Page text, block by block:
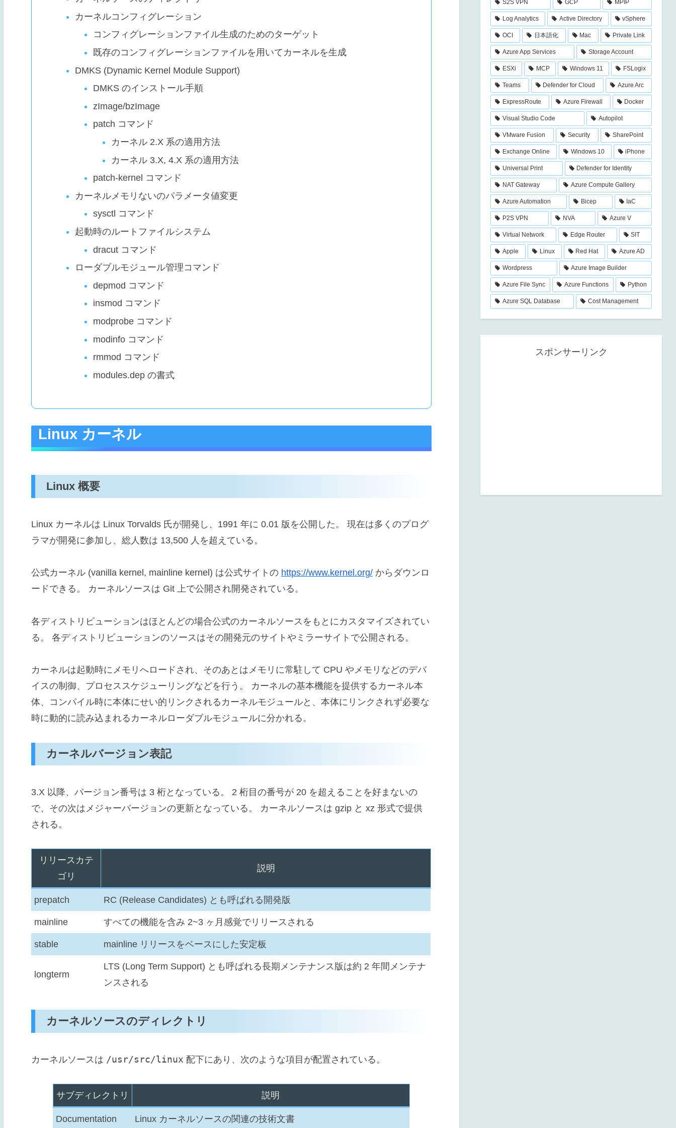
カーネルコンフィグレーション
コンフィグレーションファイル生成のためのターゲット
既存のコンフィグレーションファイルを用いてカーネルを生成
DMKS (Dynamic Kernel Module Support)
DMKS のインストール手順
zImage/bzImage
patch コマンド
カーネル 2.X 系の適用方法
カーネル 3.X, 4.X 系の適用方法
patch-kernel コマンド
カーネルメモリないのパラメータ値変更
sysctl コマンド
起動時のルートファイルシステム
dracut コマンド
ローダブルモジュール管理コマンド
depmod コマンド
insmod コマンド
modprobe コマンド
modinfo コマンド
rmmod コマンド
modules.dep の書式
Linux カーネル
Linux 概要
Linux カーネルは Linux Torvalds 氏が開発し、1991 年に 0.01 版を公開した。 現在は多くのプログ
ラマが開発に参加し、総人数は 13,500 人を超えている。
公式カーネル (vanilla kernel, mainline kernel) は公式サイトの https://www.kernel.org/からダウンロ
ードできる。 カーネルソースは Git 上で公開され開発されている。
各ディストリビューションはほとんどの場合公式のカーネルソースをもとにカスタマイズされてい
る。 各ディストリビューションのソースはその開発元のサイトやミラーサイトで公開される。
カーネルは起動時にメモリへロードされ、そのあとはメモリに常駐して CPU やメモリなどのデバ
イスの制御、プロセススケジューリングなどを行う。 カーネルの基本機能を提供するカーネル本
体、コンパイル時に本体にせい的リンクされるカーネルモジュールと、本体にリンクされず必要な
時に動的に読み込まれるカーネルローダブルモジュールに分かれる。
カーネルバージョン表記
3.X 以降、バージョン番号は 3 桁となっている。 2 桁目の番号が 20 を超えることを好まないの
で、その次はメジャーバージョンの更新となっている。 カーネルソースは gzip と xz 形式で提供
される。
リリースカテ
ゴリ
説明
prepatch RC (Release Candidates) とも呼ばれる開発版
mainline すべての機能を含み 2~3 ヶ月感覚でリリースされる
stable mainline リリースをベースにした安定板
longterm
LTS (Long Term Support) とも呼ばれる長期メンテナンス版は約 2 年間メンテナ
ンスされる
カーネルソースのディレクトリ
カーネルソースは /usr/src/linux 配下にあり、次のような項目が配置されている。
サブディレクトリ 説明
Documentation Linux カーネルソースの関連の技術文書
S2S VPN GCP MPIP
Log Analytics Active Directory vSphere
OCI 日本語化 Mac Private Link
Azure App Services Storage Account
ESXi MCP Windows 11 FSLogix
Teams Defender for Cloud Azure Arc
ExpressRoute Azure Firewall Docker
Visual Studio Code Autopilot
VMware Fusion Security SharePoint
Exchange Online Windows 10 iPhone
Universal Print Defender for Identity
NAT Gateway Azure Compute Gallery
Azure Automation Bicep IaC
P2S VPN NVA Azure V
Virtual Network Edge Router SIT
Apple Linux Red Hat Azure AD
Wordpress Azure Image Builder
Azure File Sync Azure Functions Python
Azure SQL Database Cost Management
スポンサーリンク